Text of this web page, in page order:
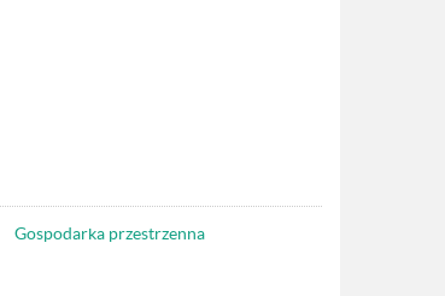
Gospodarka przestrzenna